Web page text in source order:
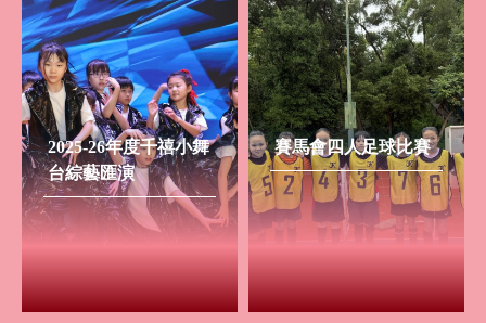
2025-26年度千禧小舞
台綜藝匯演
賽馬會四人足球比賽